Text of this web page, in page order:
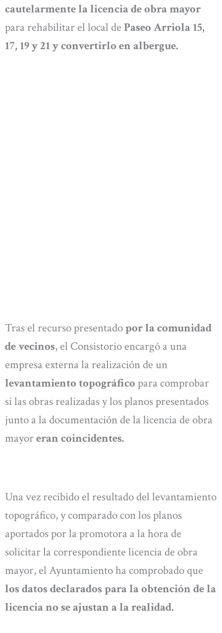
cautelarmente la licencia de obra mayor
para rehabilitar el local de Paseo Arriola 15,
17, 19 y 21 y convertirlo en albergue.
Tras el recurso presentadopor la comunidad
de vecinos, el Consistorio encargó a una
empresa externa la realización de un
levantamiento topográfico para comprobar
si las obras realizadas y los planos presentados
junto a la documentación de la licencia de obra
mayoreran coincidentes.
Una vez recibido el resultado del levantamiento
topográfico, y comparado con los planos
aportados por la promotora a la hora de
solicitar la correspondiente licencia de obra
mayor, el Ayuntamiento ha comprobado que
los datos declarados para la obtención de la
licencia no se ajustan a la realidad.